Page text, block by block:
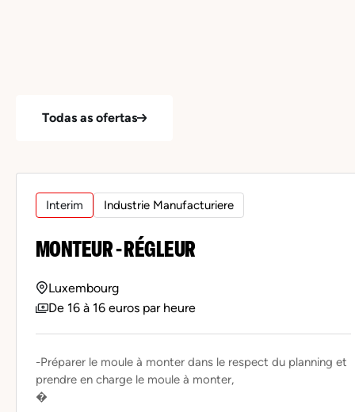
Todas as ofertas
Interim Industrie Manufacturiere
MONTEUR - RÉGLEUR
Luxembourg
De 16 à 16 euros par heure
-Préparer le moule à monter dans le respect du planning et
prendre en charge le moule à monter,
�